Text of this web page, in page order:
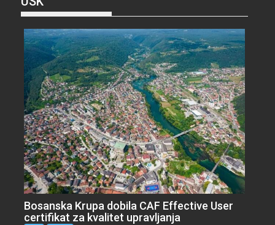
Bosanska Krupa dobila CAF Effective User
certifikat za kvalitet upravljanja